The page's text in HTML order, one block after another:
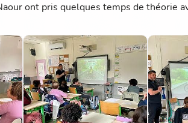
ont pris quelques temps de théorie